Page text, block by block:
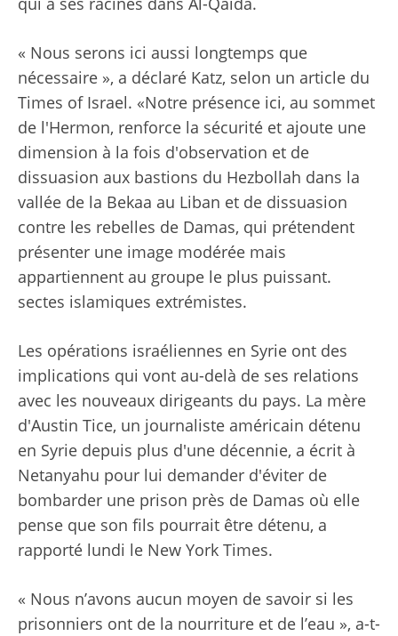
« Nous serons ici aussi longtemps que
nécessaire », a déclaré Katz, selon un article du
Times of Israel. «Notre présence ici, au sommet
de l'Hermon, renforce la sécurité et ajoute une
dimension à la fois d'observation et de
dissuasion aux bastions du Hezbollah dans la
vallée de la Bekaa au Liban et de dissuasion
contre les rebelles de Damas, qui prétendent
présenter une image modérée mais
appartiennent au groupe le plus puissant.
sectes islamiques extrémistes.
Les opérations israéliennes en Syrie ont des
implications qui vont au-delà de ses relations
avec les nouveaux dirigeants du pays. La mère
d'Austin Tice, un journaliste américain détenu
en Syrie depuis plus d'une décennie, a écrit à
Netanyahu pour lui demander d'éviter de
bombarder une prison près de Damas où elle
pense que son fils pourrait être détenu, a
rapporté lundi le New York Times.
« Nous n’avons aucun moyen de savoir si les
prisonniers ont de la nourriture et de l’eau », a-t-